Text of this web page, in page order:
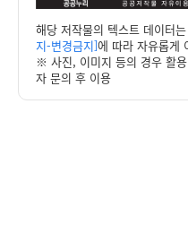
해당 저작물의 텍스트 데이터
지-변경금지]에 따라 자유롭게
※ 사진, 이미지 등의 경우 활
자 문의 후 이용